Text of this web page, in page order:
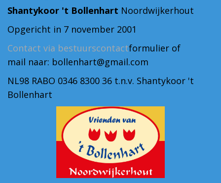
Shantykoor 't Bollenhart Noordwijkerhout
Opgericht in 7 november 2001
Contact via bestuurscontactformulier of
mail naar: bollenhart@gmail.com
NL98 RABO 0346 8300 36 t.n.v. Shantykoor 't
Bollenhart